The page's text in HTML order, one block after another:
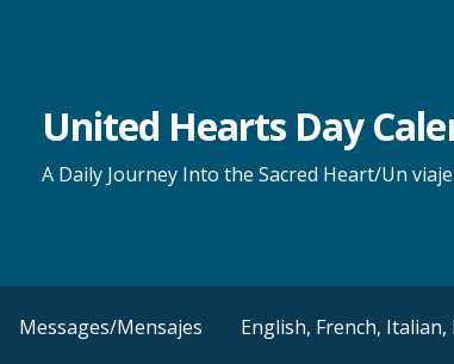
United Hearts Day
A Daily Journey Into the Sacred Heart/Un
Messages/Mensajes English, French,